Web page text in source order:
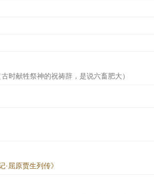
时献牲祭神的祝祷辞，是说六畜肥大）
屈原贾生列传》